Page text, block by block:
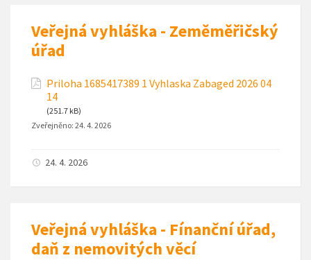
Veřejná vyhláška - Zeměměřičský
úřad
Priloha 1685417389 1 Vyhlaska Zabaged 2026 04
14
(251.7 kB)
Zveřejněno: 24. 4. 2026
24. 4. 2026
Veřejná vyhláška - Fínanční úřad,
daň z nemovitých věcí